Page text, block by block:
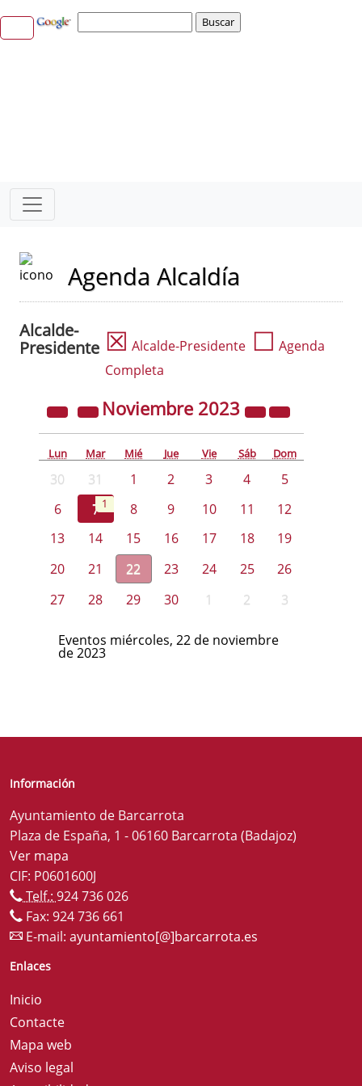
Agenda Alcaldía
Alcalde-
Presidente ☒ Alcalde-Presidente ☐ Agenda
Completa
Noviembre 2023
Lun Mar Mié Jue Vie Sáb Dom
30 31 1 2 3 4
5
6
7 1 8 9 10 11
12
13
14 15 16 17 18
19
20
21 22 23 24 25
26
27
28 29 30 1 2 3
Eventos miércoles, 22 de noviembre
de 2023
Información
Ayuntamiento de Barcarrota
Plaza de España, 1 - 06160 Barcarrota (Badajoz)
Ver mapa
CIF: P0601600J
Telf.: 924 736 026
Fax: 924 736 661
E-mail: ayuntamiento[@]barcarrota.es
Enlaces
Inicio
Contacte
Mapa web
Aviso legal